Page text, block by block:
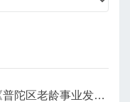
上海市普陀区民政局关于印发《普陀区老龄事业发展“十五五”规划》的通知